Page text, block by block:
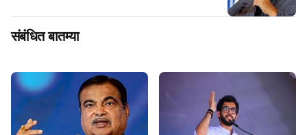
संबंधित बातम्या